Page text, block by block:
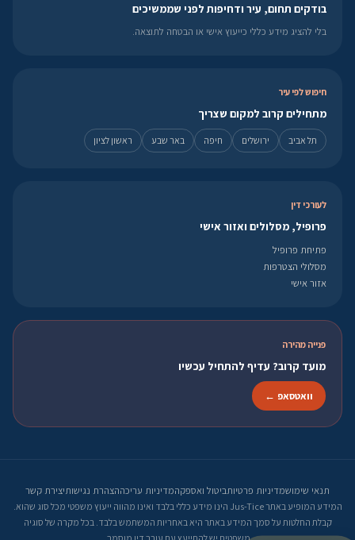
בודקים תחום, עיר ודחיפות לפני שממשיכים
בלי להציג מידע כללי כייעוץ אישי או הבטחה לתוצאה.
חיפוש לפי עיר
מתחילים קרוב למקום שצריך
תל אביב ירושלים חיפה באר שבע ראשון לציון
לעורכי דין
פרופיל, מסלולים ואזור אישי
פתיחת פרופיל
מסלולי הצטרפות
אזור אישי
פנייה מהירה
מועד קרוב? עדיף להתחיל עכשיו
וואטסאפ ←
תנאי שימושמדיניות פרטיותביטול ואספקהמדיניות עריכההצהרת נגישותיצירת קשר
המידע המופיע באתר Jus-Tice הינו מידע כללי בלבד ואינו מהווה ייעוץ משפטי מכל סוג שהוא.
קבלת החלטות על סמך המידע באתר היא באחריות המשתמש בלבד. בכל מקרה של סוגיה